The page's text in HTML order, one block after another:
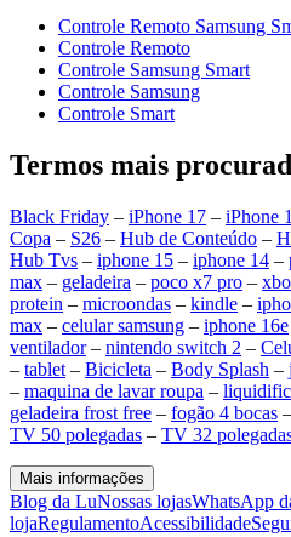
Controle Remoto Samsung
Controle Remoto
Controle Samsung Smart
Controle Samsung
Controle Smart
Termos mais
Black Friday – iPhone 17 – iPhone
Copa – S26 – Hub de Conteúdo –
Hub Tvs – iphone 15 – iphone 14 –
max – geladeira – poco x7 pro –
protein – microondas – kindle –
max – celular samsung – iphone 16e
ventilador– nintendo switch 2 –
– tablet – Bicicleta – Body Splash –
– maquina de lavar roupa –
geladeira frost free – fogão 4 bocas –
TV 50 polegadas – TV 32
Mais informações
Blog da LuNossas lojasWhatsApp
lojaRegulamentoAcessibilidade